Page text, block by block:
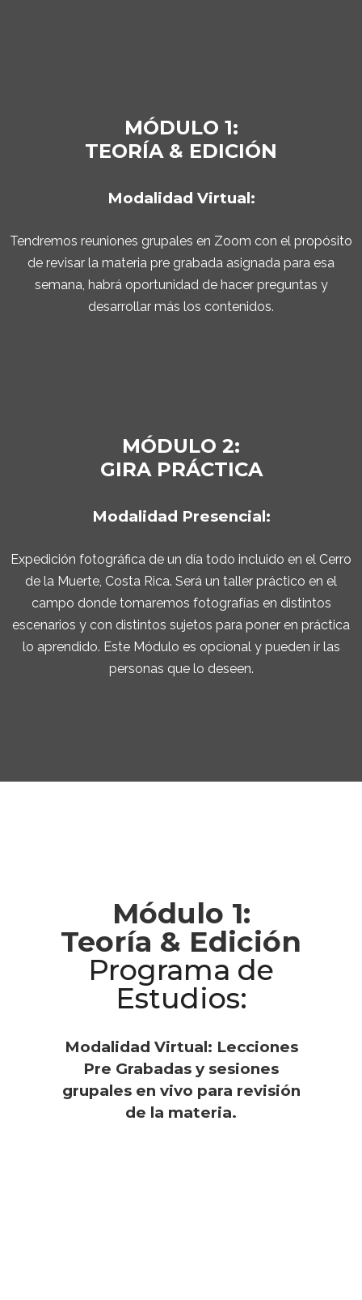
MÓDULO 1:
TEORÍA & EDICIÓN
Modalidad Virtual:
Tendremos reuniones grupales en Zoom con el propósito
de revisar la materia pre grabada asignada para esa
semana, habrá oportunidad de hacer preguntas y
desarrollar más los contenidos.
MÓDULO 2:
GIRA PRÁCTICA
Modalidad Presencial:
Expedición fotográfica de un día todo incluido en el Cerro
de la Muerte, Costa Rica. Será un taller práctico en el
campo donde tomaremos fotografías en distintos
escenarios y con distintos sujetos para poner en práctica
lo aprendido. Este Módulo es opcional y pueden ir las
personas que lo deseen.
Módulo 1:
Teoría & Edición
Programa de
Estudios:
Modalidad Virtual: Lecciones
Pre Grabadas y sesiones
grupales en vivo para revisión
de la materia.